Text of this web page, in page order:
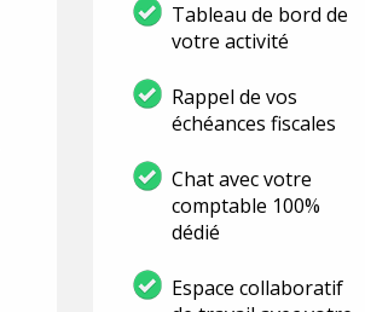
Tableau de bord de
votre activité
Rappel de vos
échéances fiscales
Chat avec votre
comptable 100%
dédié
Espace collaboratif